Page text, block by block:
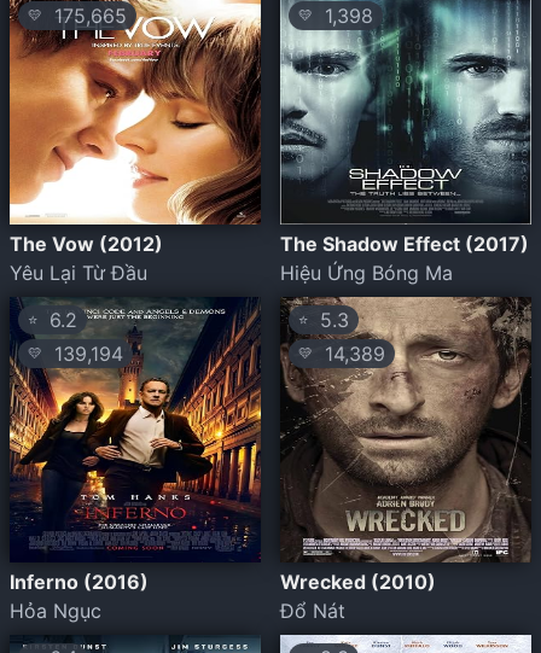
💛 175,665
The Vow (2012)
Yêu Lại Từ Đầu
💛 1,398
The Shadow Effect (2017)
Hiệu Ứng Bóng Ma
⭐ 6.2
💛 139,194
Inferno (2016)
Hỏa Ngục
⭐ 5.3
💛 14,389
Wrecked (2010)
Đổ Nát